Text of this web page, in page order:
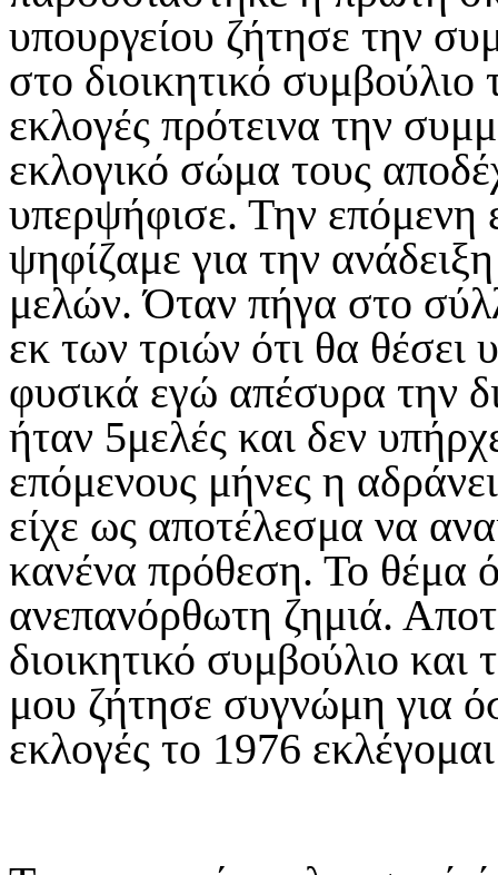
υπουργείου ζήτησε την
στο διοικητικό συμβούλιο
εκλογές πρότεινα την
εκλογικό σώμα τους
υπερψήφισε. Την επόμενη
ψηφίζαμε για την
μελών. Όταν πήγα στο
εκ των τριών ότι θα θέσει
φυσικά εγώ απέσυρα την
ήταν 5μελές και δεν
επόμενους μήνες η
είχε ως αποτέλεσμα να
κανένα πρόθεση. Το θέμα
ανεπανόρθωτη ζημιά.
διοικητικό συμβούλιο και
μου ζήτησε συγνώμη για
εκλογές το 1976